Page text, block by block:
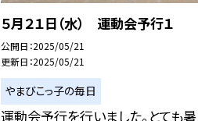
５月２１日（水） 運動会予行１
公開日 2025/05/21
更新日 2025/05/21
やまびこっ子の毎日
運動会予行を行いました。とても暑